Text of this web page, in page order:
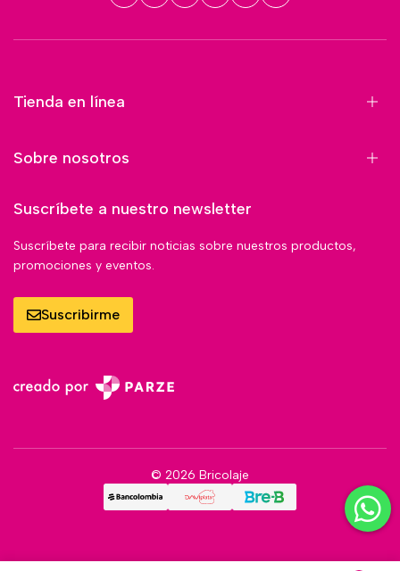
Tienda en línea
Sobre nosotros
Suscríbete a nuestro newsletter
Suscríbete para recibir noticias sobre nuestros productos,
promociones y eventos.
Suscribirme
© 2026 Bricolaje